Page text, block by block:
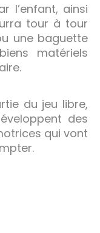
l’enfant, ainsi
tour à tour
une baguette
matériels
du jeu libre,
des
qui vont